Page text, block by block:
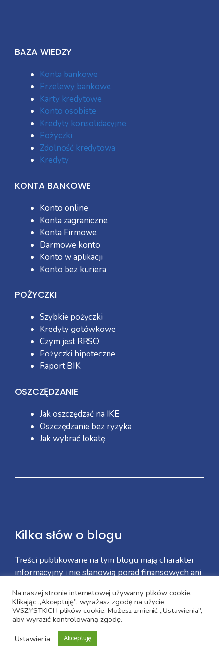
BAZA WIEDZY
Konta bankowe
Przelewy bankowe
Karty kredytowe
Konto osobiste
Kredyty konsolidacyjne
Pożyczki
Zdolność kredytowa
Kredyty
KONTA BANKOWE
Konto online
Konta zagraniczne
Konta Firmowe
Darmowe konto
Konto w aplikacji
Konto bez kuriera
POŻYCZKI
Szybkie pożyczki
Kredyty gotówkowe
Czym jest RRSO
Pożyczki hipoteczne
Raport BIK
OSZCZĘDZANIE
Jak oszczędzać na IKE
Oszczędzanie bez ryzyka
Jak wybrać lokatę
Kilka słów o blogu
Treści publikowane na tym blogu mają charakter
informacyjny i nie stanowią porad finansowych ani
Nie ponosimy odpowiedzialności za decyzje
podjęte przez czytelników na podstawie tych
treści.
Facebook
YouTube
LinkedIn
Instagram
PinterestTelegram
Na naszej stronie internetowej używamy plików cookie.
Klikając „Akceptuję”, wyrażasz zgodę na użycie
WSZYSTKICH plików cookie. Możesz zmienić „Ustawienia”,
aby wyrazić kontrolowaną zgodę.
Ustawienia
Akceptuję